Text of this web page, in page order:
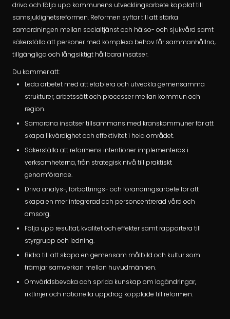
driva och följa upp kommunens utvecklingsarbete kopplat till
samsjuklighetsreformen. Reformen syftar till att stärka
samordningen mellan socialtjänst och hälso- och sjukvård samt
säkerställa att personer med komplexa behov får sammanhållna,
tillgängliga och långsiktigt hållbara insatser.
Du kommer att:
Leda arbetet med att etablera och utveckla gemensamma
strukturer, arbetssätt och processer mellan kommun och
region.
Samordna insatser tillsammans med kranskommuner för att
skapa likvärdighet och effektivitet i hela området.
Säkerställa att reformens intentioner implementeras i
verksamheterna, från strategisk nivå till praktiskt
genomförande.
Driva analys-, förbättrings- och förändringsarbete för att
skapa en mer integrerad och personcentrerad vård och
omsorg.
Följa upp resultat, kvalitet och effekter samt rapportera till
styrgrupp och ledning.
Bidra till att skapa en gemensam målbild och kultur som
främjar samverkan mellan huvudmännen.
Omvärldsbevaka och sprida kunskap om lagändringar,
riktlinjer och nationella uppdrag kopplade till reformen.